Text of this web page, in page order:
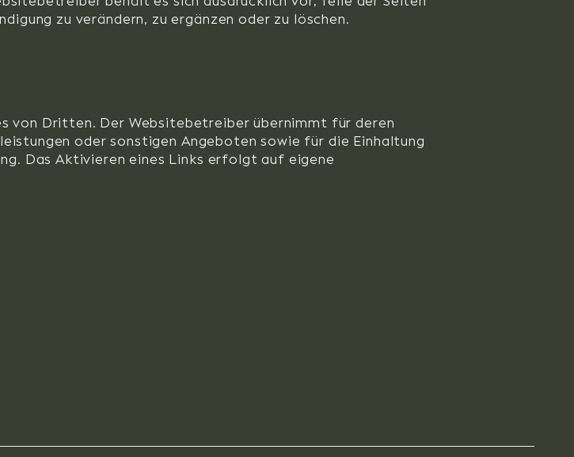
zu verändern, zu ergänzen oder zu löschen.
von Dritten. Der Websitebetreiber übernimmt für deren
oder sonstigen Angeboten sowie für die Einhaltung
Das Aktivieren eines Links erfolgt auf eigene